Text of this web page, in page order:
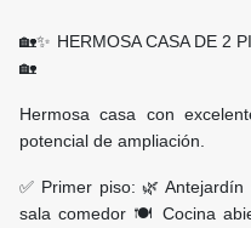
🏡✨ HERMOSA CASA DE 2
🏡
Hermosa casa con
potencial de ampliación.
✅ Primer piso: 🌿
sala comedor 🍽️ Cocina